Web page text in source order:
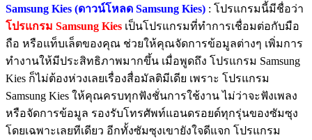
Samsung Kies (ดาวน์โหลด Samsung Kies) : โปรแกรมนี้มีชื่อว่า
โปรแกรม Samsung Kies เป็นโปรแกรมที่ทำการเชื่อมต่อกับมือ
ถือ หรือแท็บเล็ตของคุณ ช่วยให้คุณจัดการข้อมูลต่างๆ เพิ่มการ
ทำงานให้มีประสิทธิภาพมากขึ้น เมื่อพูดถึง โปรแกรม Samsung
Kies ก็ไม่ต้องห่วงเลยเรื่องสื่อมัลติมีเดีย เพราะ โปรแกรม
Samsung Kies ให้คุณครบทุกฟังชั่นการใช้งาน ไม่ว่าจะฟังเพลง
หรือจัดการข้อมูล รองรับโทรศัพท์แอนดรอยด์ทุกรุ่นของซัมซุง
โดยเฉพาะเลยทีเดียว อีกทั้งซัมซุงเขายังใจดีแจก โปรแกรม